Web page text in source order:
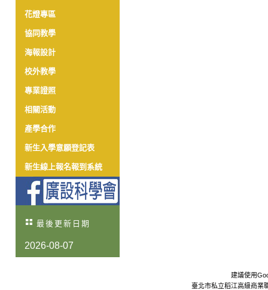
花燈專區
協同教學
海報設計
校外教學
專業證照
相關活動
產學合作
新生入學意願登記表
新生線上報名報到系統
最後更新日期
2026-08-07
建議使用
臺北市私立稻江高級商業